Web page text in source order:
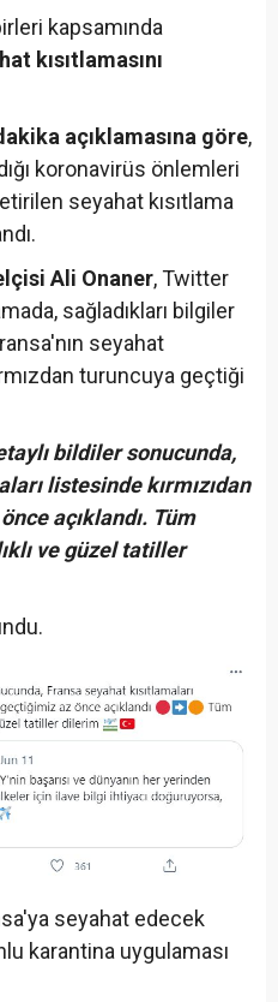
kapsamında
kısıtlamasını
açıklamasına göre,
koronavirüs önlemleri
seyahat kısıtlama
Ali Onaner, Twitter
sağladıkları bilgiler
seyahat
turuncuya geçtiği
bildiler sonucunda,
listesinde kırmızıdan
açıklandı. Tüm
ve güzel tatiller
seyahat edecek
karantina uygulaması